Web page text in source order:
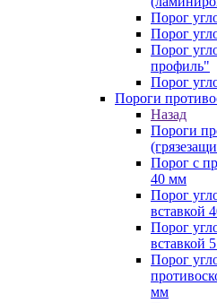
Порог
Порог
Порог
профиль"
Порог
Пороги
Назад
Пороги
Порог с
40 мм
Порог
вставкой
Порог
вставкой
Порог
мм